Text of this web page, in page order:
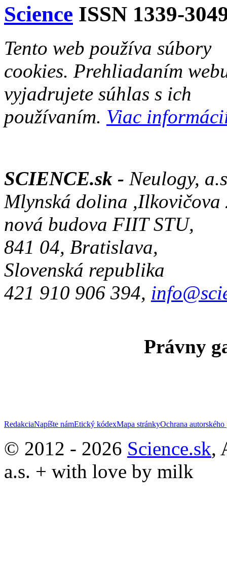
Science ISSN 1339-
Tento web používa súbory
cookies. Prehliadaním
vyjadrujete súhlas s ich
používaním. Viac
SCIENCE.sk - Neulogy,
Mlynská dolina ,Ilkovičova
nová budova FIIT STU,
841 04, Bratislava,
Slovenská republika
421 910 906 394,
Právny
RedakciaNapíšte námEtický kódexMapa stránkyOchrana autorského
© 2012 - 2026 Science.sk,
a.s. + with love by milk